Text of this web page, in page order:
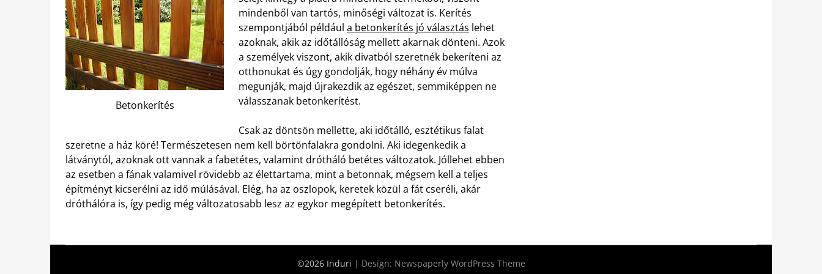
Betonkerítés
mindenből van tartós, minőségi változat is. Kerítés
szempontjából például a betonkerítés jó választás lehet
azoknak, akik az időtállóság mellett akarnak dönteni. Azok
a személyek viszont, akik divatból szeretnék bekeríteni az
otthonukat és úgy gondolják, hogy néhány év múlva
megunják, majd újrakezdik az egészet, semmiképpen ne
válasszanak betonkerítést.
Csak az döntsön mellette, aki időtálló, esztétikus falat
szeretne a ház köré! Természetesen nem kell börtönfalakra gondolni. Aki idegenkedik a
látványtól, azoknak ott vannak a fabetétes, valamint drótháló betétes változatok. Jóllehet ebben
az esetben a fának valamivel rövidebb az élettartama, mint a betonnak, mégsem kell a teljes
építményt kicserélni az idő múlásával. Elég, ha az oszlopok, keretek közül a fát cseréli, akár
dróthálóra is, így pedig még változatosabb lesz az egykor megépített betonkerítés.
©2026 Induri | Design: Newspaperly WordPress Theme